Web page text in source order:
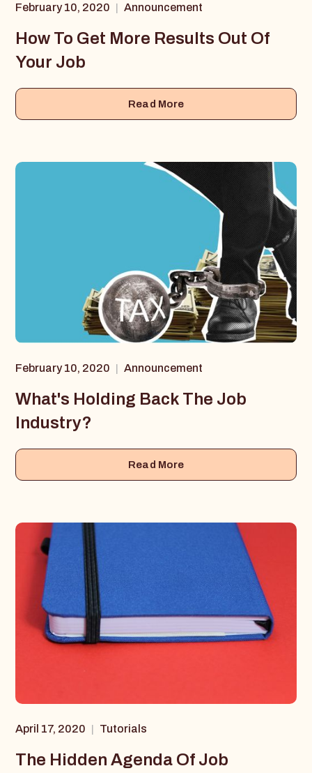
February 10, 2020 Announcement
How To Get More Results Out Of
Your Job
Read More
February 10, 2020 Announcement
What's Holding Back The Job
Industry?
Read More
April 17, 2020 Tutorials
The Hidden Agenda Of Job